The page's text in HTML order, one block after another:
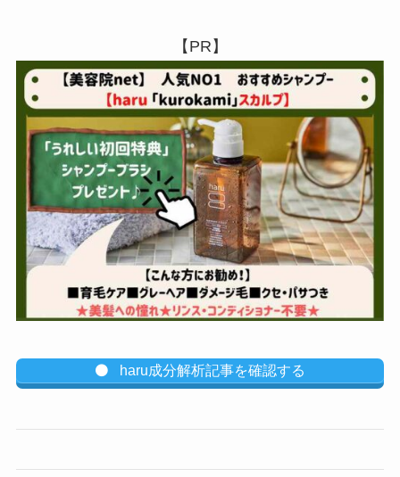
【PR】
haru成分解析記事を確認する